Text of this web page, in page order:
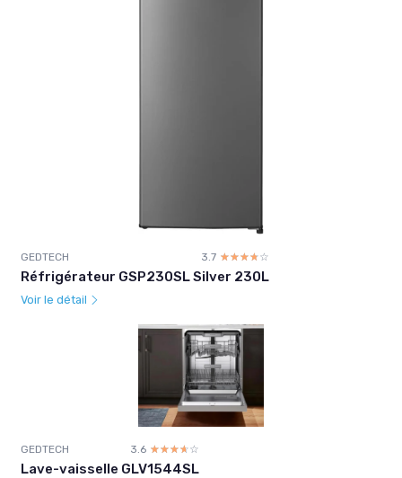
GEDTECH 3.7 ☆☆☆☆☆
★★★★★
Réfrigérateur GSP230SL Silver 230L
Voir le détail
GEDTECH 3.6 ☆☆☆☆☆
★★★★★
Lave-vaisselle GLV1544SL